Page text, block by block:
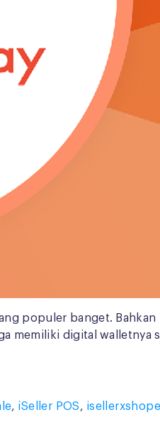
populer banget.
memiliki digital walletnya
, iSeller POS,